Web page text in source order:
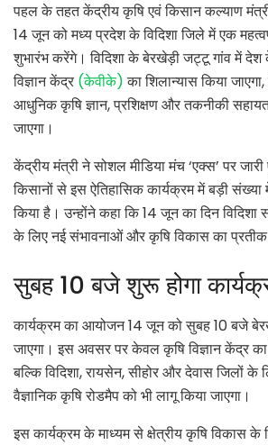
पहल के तहत केंद्रीय कृषि एवं किसान कल्याण
14 जून को मध्य प्रदेश के विदिशा जिले में एक
शुभारंभ करेंगे। विदिशा के बेरखेड़ी जट्टू गांव में
विज्ञान केंद्र (केवीके)का शिलान्यास किया
आधुनिक कृषि ज्ञान, प्रशिक्षण और तकनीकी
जाएगा।
केंद्रीय मंत्री ने सोशल मीडिया मंच ‘एक्स’ पर
किसानों से इस ऐतिहासिक कार्यक्रम में बड़ी संख्या
किया है। उन्होंने कहा कि 14 जून का दिन विदिशा
के लिए नई संभावनाओं और कृषि विकास का प्रतीक
सुबह 10 बजे शुरू होगा
कार्यक्रम का आयोजन 14 जून को सुबह 10 बजे
जाएगा। इस अवसर पर केवल कृषि विज्ञान केंद्र का
बल्कि विदिशा, रायसेन, सीहोर और देवास जिलों के
वैज्ञानिक कृषि रोडमैप को भी लागू किया जाएगा।
इस कार्यक्रम के माध्यम से क्षेत्रीय कृषि विकास के